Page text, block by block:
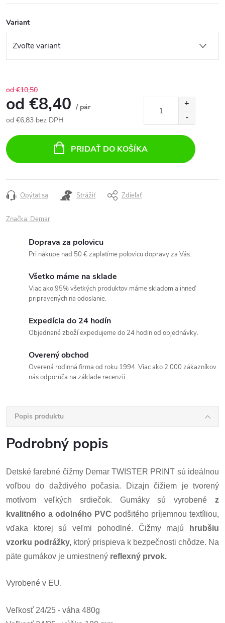
Variant
od €10,50
od €8,40 / pár
od €6,83 bez DPH
cena:
PRIDAŤ DO KOŠÍKA
Opýtať sa Strážiť Zdieľať
Značka: Demar
Doprava za polovicu
Pri nákupe nad 50 € zaplatíme polovicu dopravy za Vás.
Všetko máme na sklade
Viac ako 95% všetkých produktov máme skladom a ihneď
pripravených na odoslanie.
Expedícia do 24 hodín
Objednané zboží expedujeme do 24 hodin od objednávky.
Overený obchod
Overená rodinná firma od roku 1994. Viac ako 2 000 zákazníkov
nás odporúča na základe recenzií.
Popis produktu
Podrobný popis
Detské farebné čižmy Demar TWISTER PRINT sú ideálnou
voľbou do daždivého počasia. Dizajn čižiem je tvorený
motívom veľkých srdiečok. Gumáky sú vyrobené z
kvalitného a odolného PVC podšitého príjemnou textíliou,
vďaka ktorej sú veľmi pohodlné. Čižmy majú
hrubšiu
vzorku podrážky, ktorý prispieva k bezpečnosti chôdze. Na
päte gumákov je umiestnený reflexný prvok.
Vyrobené v EU.
Veľkosť 24/25 - váha 480g